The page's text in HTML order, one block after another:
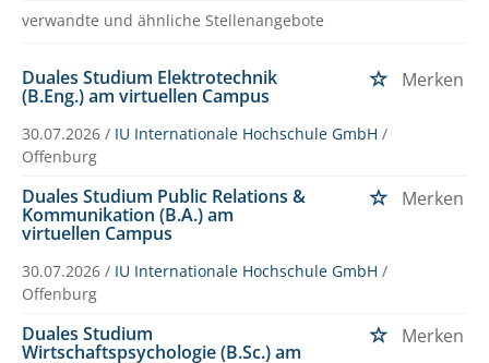
verwandte und ähnliche Stellenangebote
Duales Studium Elektrotechnik
(B.Eng.) am virtuellen Campus
Merken
30.07.2026 / IU Internationale Hochschule GmbH /
Offenburg
Duales Studium Public Relations &
Kommunikation (B.A.) am
virtuellen Campus
Merken
30.07.2026 / IU Internationale Hochschule GmbH /
Offenburg
Duales Studium
Wirtschaftspsychologie (B.Sc.) am
Merken